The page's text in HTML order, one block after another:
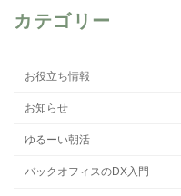
カテゴリー
お役立ち情報
お知らせ
ゆるーい朝活
バックオフィスのDX入門